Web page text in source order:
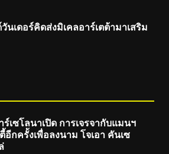
นเดอร์คิดส่งมิเคลอาร์เตต้ามาเสริม
ร์เซโลนาเปิด การเจรจากับแมนฯ
อีกครั้งเพื่อลงนาม โจเอา คันเซ